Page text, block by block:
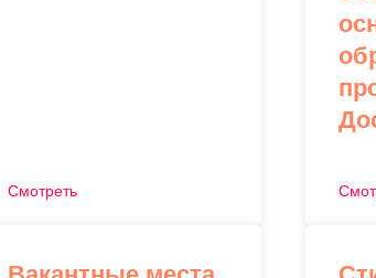
Смотреть